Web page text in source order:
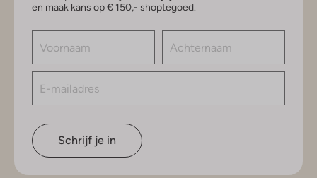
en maak kans op € 150,- shoptegoed.
Schrijf je in